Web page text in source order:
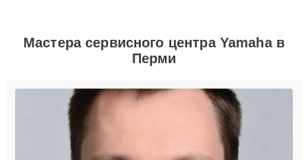
Мастера сервисного центра Yamaha в
Перми